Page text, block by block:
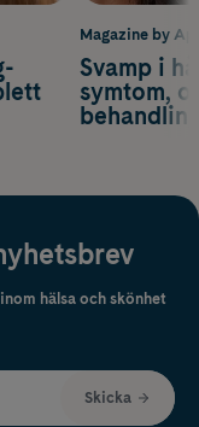
Magazine by
Svamp i
symtom,
hälsa och skönhet
Skicka